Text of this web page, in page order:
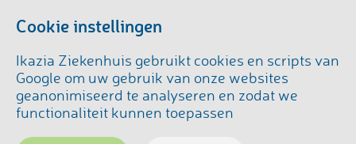
Cookie instellingen
Ikazia Ziekenhuis gebruikt cookies en scripts van
Google om uw gebruik van onze websites
geanonimiseerd te analyseren en zodat we
functionaliteit kunnen toepassen